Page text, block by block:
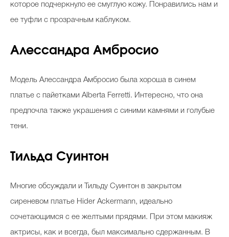
которое подчеркнуло ее смуглую кожу. Понравились нам и
ее туфли с прозрачным каблуком.
Алессандра Амбросио
Модель Алессандра Амбросио была хороша в синем
платье с пайетками Alberta Ferretti. Интересно, что она
предпочла также украшения с синими камнями и голубые
тени.
Тильда Суинтон
Многие обсуждали и Тильду Суинтон в закрытом
сиреневом платье Hider Ackermann, идеально
сочетающимся с ее желтыми прядями. При этом макияж
актрисы, как и всегда, был максимально сдержанным. В